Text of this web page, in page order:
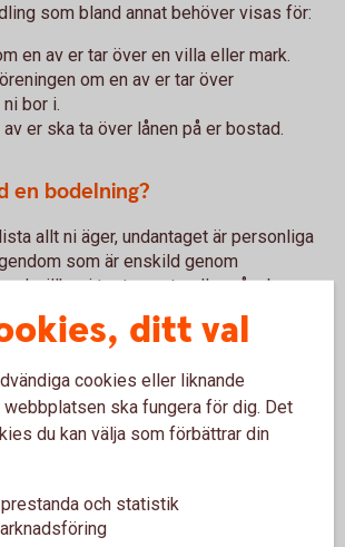
som bland annat behöver visas för:
en av er tar över en villa eller mark.
om en av er tar över
bor i.
av er ska ta över lånen på er bostad.
en bodelning?
allt ni äger, undantaget är personliga
som är enskild genom
villkor i testamente eller gåvobrev.
från värdet av det du äger.
och delar beloppet lika. Det är
ska få vad. Du har i första hand rätt att
och kan ge mellanskillnaden i pengar
du ska överta en bostad måste du
att du tar över lånen innan
skrivs på.
ditt val
cookies eller liknande
ska fungera för dig. Det
du kan välja som förbättrar din
prestanda och statistik